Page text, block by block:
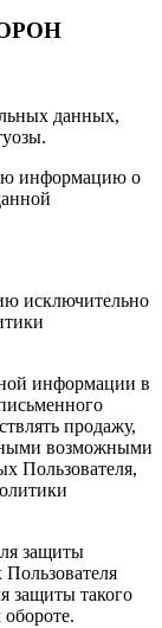
данных,
информацию о
исключительно
информации в
продажу,
возможными
Пользователя,
защиты
защиты такого